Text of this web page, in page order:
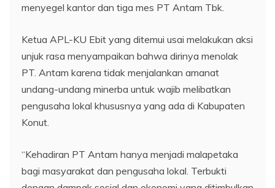
menyegel kantor dan tiga mes PT Antam Tbk.
Ketua APL-KU Ebit yang ditemui usai melakukan aksi
unjuk rasa menyampaikan bahwa dirinya menolak
PT. Antam karena tidak menjalankan amanat
undang-undang minerba untuk wajib melibatkan
pengusaha lokal khususnya yang ada di Kabupaten
Konut.
“Kehadiran PT Antam hanya menjadi malapetaka
bagi masyarakat dan pengusaha lokal. Terbukti